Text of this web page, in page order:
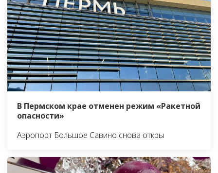
В Пермском крае отменен режим «Ракетной
опасности»
Аэропорт Большое Савино снова откры